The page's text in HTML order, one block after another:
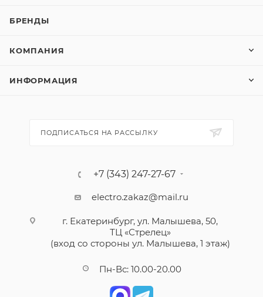
БРЕНДЫ
КОМПАНИЯ
ИНФОРМАЦИЯ
ПОДПИСАТЬСЯ НА РАССЫЛКУ
+7 (343) 247-27-67
electro.zakaz@mail.ru
г. Екатеринбург, ул. Малышева, 50,
ТЦ «Стрелец»
(вход со стороны ул. Малышева, 1 этаж)
Пн-Вс: 10.00-20.00